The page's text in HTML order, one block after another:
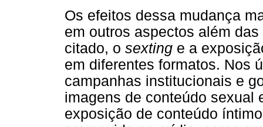
Os efeitos dessa mudança
em outros aspectos além
citado, o sexting e a
em diferentes formatos. Nos
campanhas institucionais e
imagens de conteúdo sexual
exposição de conteúdo